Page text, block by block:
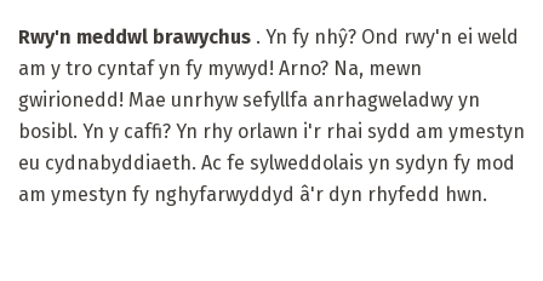
Rwy'n meddwl brawychus . Yn fy nhŷ? Ond rwy'n ei weld
am y tro cyntaf yn fy mywyd! Arno? Na, mewn
gwirionedd! Mae unrhyw sefyllfa anrhagweladwy yn
bosibl. Yn y caffi? Yn rhy orlawn i'r rhai sydd am ymestyn
eu cydnabyddiaeth. Ac fe sylweddolais yn sydyn fy mod
am ymestyn fy nghyfarwyddyd â'r dyn rhyfedd hwn.